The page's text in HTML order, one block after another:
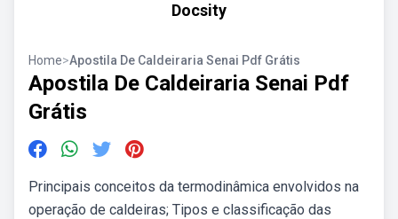
Docsity
Home>Apostila De Caldeiraria Senai Pdf Grátis
Apostila De Caldeiraria Senai Pdf
Grátis
Principais conceitos da termodinâmica envolvidos na
operação de caldeiras; Tipos e classificação das